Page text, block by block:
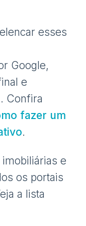
esses
Google,
e
Confira
fazer um
.
e
os portais
a lista